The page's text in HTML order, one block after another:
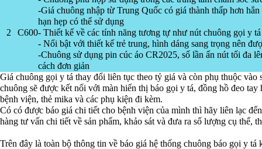
-Giá chuông nhập từ Trung Quốc có giá thành thấp hơn
hạn hẹp có thể sử dụng
2
C600- Thiết kế về các tính năng tương tự như nút chuông gọi y
- Nổi bật với thiết kế trẻ trung, hình dáng sang trọng nên
-Chuông sử dụng pin cúc áo CR2025, số lần ấn nút tối đa
cách đơn giản
Giá chuông gọi y tá thay đổi liên tục theo tỷ giá và còn phụ thuộc
chuông sẽ được kết nối với màn hiển thị báo gọi y tá, đồng hồ đeo
bệnh viện, thẻ mika và các phụ kiện đi kèm.
Có có được báo giá chi tiết cho bệnh viện của mình thì hãy liên lạc
hàng tư vấn chi tiết về sản phẩm, khảo sát và đưa ra số lượng cụ
Trên đây là toàn bộ thông tin về báo giá hệ thống chuông báo gọi y